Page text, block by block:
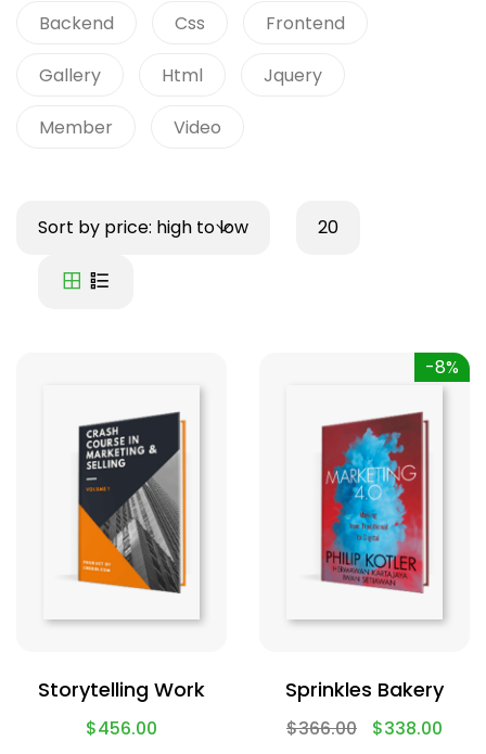
Backend Css Frontend
Gallery Html Jquery
Member Video
Sort by price: high to low 20
Storytelling Work
$456.00
-8%
Sprinkles Bakery
$366.00 $338.00